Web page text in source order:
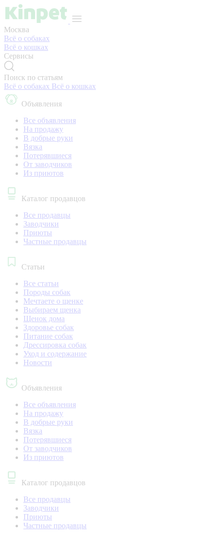
Москва
Всё о собаках
Всё о кошках
Сервисы
Поиск по статьям
Всё о собаках Всё о кошках
Объявления
Все объявления
На продажу
В добрые руки
Вязка
Потерявшиеся
От заводчиков
Из приютов
Каталог продавцов
Все продавцы
Заводчики
Приюты
Частные продавцы
Статьи
Все статьи
Породы собак
Мечтаете о щенке
Выбираем щенка
Щенок дома
Здоровье собак
Питание собак
Дрессировка собак
Уход и содержание
Новости
Объявления
Все объявления
На продажу
В добрые руки
Вязка
Потерявшиеся
От заводчиков
Из приютов
Каталог продавцов
Все продавцы
Заводчики
Приюты
Частные продавцы